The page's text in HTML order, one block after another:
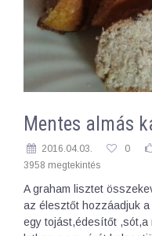
Mentes almás
2016.04.03. 0
3958 megtekintés
A graham lisztet
az élesztőt hozzáadjuk a
egy tojást,édesítőt